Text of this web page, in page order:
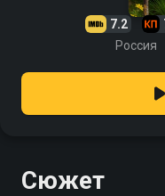
7.2
Россия
Сюжет